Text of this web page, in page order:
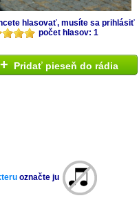
hlasovať, musíte sa prihlásiť
počet hlasov: 1
+ Pridať pieseň do rádia
označte ju